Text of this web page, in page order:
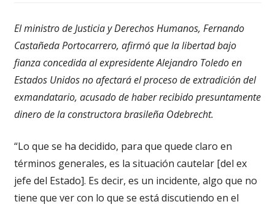
El ministro de Justicia y Derechos Humanos, Fernando
Castañeda Portocarrero, afirmó que la libertad bajo
fianza concedida al expresidente Alejandro Toledo en
Estados Unidos no afectará el proceso de extradición del
exmandatario, acusado de haber recibido presuntamente
dinero de la constructora brasileña Odebrecht.
“Lo que se ha decidido, para que quede claro en
términos generales, es la situación cautelar [del ex
jefe del Estado]. Es decir, es un incidente, algo que no
tiene que ver con lo que se está discutiendo en el